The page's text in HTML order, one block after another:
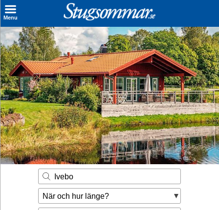
Menu
Sök stuga
Sista Minuten
Genvägar
Inspiration
Kontakt
Husägare
Se hur mycket du kan tjäna
Räkna ut din
hyresintäkt
Ivebo
När och hur länge?